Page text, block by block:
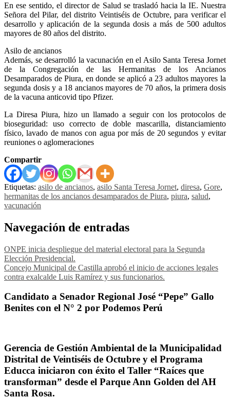
En ese sentido, el director de Salud se trasladó hacia la IE. Nuestra
Señora del Pilar, del distrito Veintiséis de Octubre, para verificar el
desarrollo y aplicación de la segunda dosis a más de 500 adultos
mayores de 80 años del distrito.
Asilo de ancianos
Además, se desarrolló la vacunación en el Asilo Santa Teresa Jornet
de la Congregación de las Hermanitas de los Ancianos
Desamparados de Piura, en donde se aplicó a 23 adultos mayores la
segunda dosis y a 18 ancianos mayores de 70 años, la primera dosis
de la vacuna anticovid tipo Pfizer.
La Diresa Piura, hizo un llamado a seguir con los protocolos de
bioseguridad: uso correcto de doble mascarilla, distanciamiento
físico, lavado de manos con agua por más de 20 segundos y evitar
reuniones o aglomeraciones
Compartir
Etiquetas: asilo de ancianos, asilo Santa Teresa Jornet, diresa, Gore,
hermanitas de los ancianos desamparados de Piura, piura, salud,
vacunación
Navegación de entradas
ONPE inicia despliegue del material electoral para la Segunda
Elección Presidencial.
Concejo Municipal de Castilla aprobó el inicio de acciones legales
contra exalcalde Luis Ramírez y sus funcionarios.
Candidato a Senador Regional José “Pepe” Gallo
Benites con el N° 2 por Podemos Perú
Gerencia de Gestión Ambiental de la Municipalidad
Distrital de Veintiséis de Octubre y el Programa
Educca iniciaron con éxito el Taller “Raíces que
transforman” desde el Parque Ann Golden del AH
Santa Rosa.